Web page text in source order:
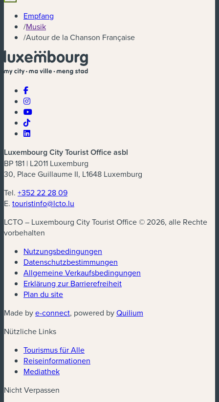
Empfang
/Musik
/Autour de la Chanson Française
Luxembourg City Tourist Office asbl
BP 181 | L2011 Luxemburg
30, Place Guillaume II, L1648 Luxemburg
Tel. +352 22 28 09
E. touristinfo@lcto.lu
LCTO – Luxembourg City Tourist Office © 2026, alle Rechte
vorbehalten
Nutzungsbedingungen
Datenschutzbestimmungen
Allgemeine Verkaufsbedingungen
Erklärung zur Barrierefreiheit
Plan du site
Made bye-connect(neues Fenster)
, powered byQuilium
Nützliche Links
Tourismus für Alle
Reiseinformationen
Mediathek
Nicht Verpassen